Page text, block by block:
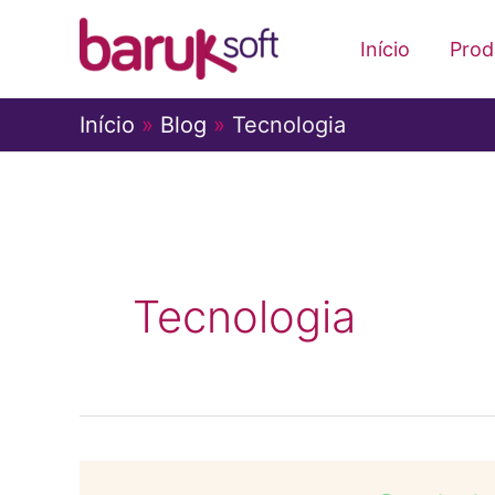
Início
Início Blog Tecnologia
Tecnologia